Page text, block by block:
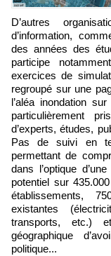
D’autres organisations participent aussi à cet effort
d’information,
des années des
participe
exercices de
regroupé sur une
l’aléa inondation
particulièrement
d’experts, études,
Pas de suivi en
permettant de
dans l’optique
potentiel sur
établissements,
existantes
transports, etc.)
géographique
politique...